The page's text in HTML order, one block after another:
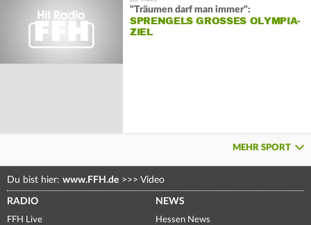
"Träumen darf man immer":
SPRENGELS GROSSES OLYMPIA-Z
IEL
MEHR SPORT
Du bist hier: www.FFH.de >>> Video
RADIO
FFH Live
NEWS
Hessen News